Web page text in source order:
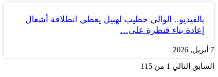
بالفيديو.. الوالي خطيب لهبيل يعطي انطلاقة أشغال
إعادة بناء قنطرة على…
7 أبريل, 2026
السابق التالي 1 من 115